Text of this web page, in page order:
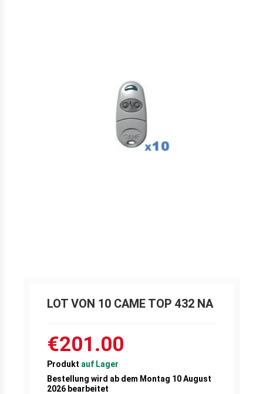
LOT VON 10 CAME TOP 432 NA
€201.00
Produkt auf Lager
Bestellung wird ab dem Montag 10 August
2026 bearbeitet